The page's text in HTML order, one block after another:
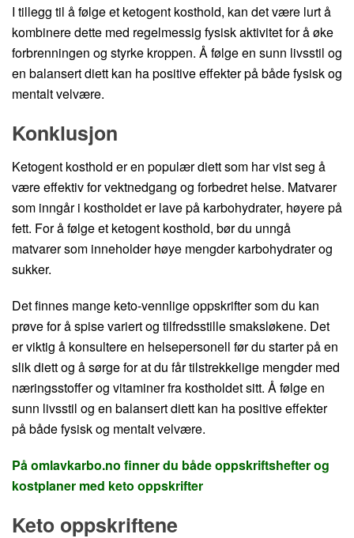
I tillegg til å følge et ketogent kosthold, kan det være lurt å
kombinere dette med regelmessig fysisk aktivitet for å øke
forbrenningen og styrke kroppen. Å følge en sunn livsstil og
en balansert diett kan ha positive effekter på både fysisk og
mentalt velvære.
Konklusjon
Ketogent kosthold er en populær diett som har vist seg å
være effektiv for vektnedgang og forbedret helse. Matvarer
som inngår i kostholdet er lave på karbohydrater, høyere på
fett. For å følge et ketogent kosthold, bør du unngå
matvarer som inneholder høye mengder karbohydrater og
sukker.
Det finnes mange keto-vennlige oppskrifter som du kan
prøve for å spise variert og tilfredsstille smaksløkene. Det
er viktig å konsultere en helsepersonell før du starter på en
slik diett og å sørge for at du får tilstrekkelige mengder med
næringsstoffer og vitaminer fra kostholdet sitt. Å følge en
sunn livsstil og en balansert diett kan ha positive effekter
på både fysisk og mentalt velvære.
På omlavkarbo.no finner du både oppskriftshefter og
kostplaner med keto oppskrifter
Keto oppskriftene